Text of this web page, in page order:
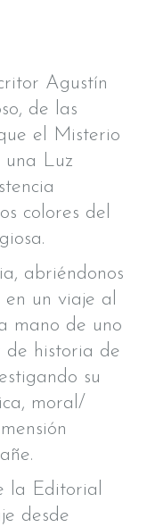
Agustín
de las
el Misterio
una Luz
colores del
abriéndonos
un viaje al
mano de uno
de historia de
su
moral/
la Editorial
desde